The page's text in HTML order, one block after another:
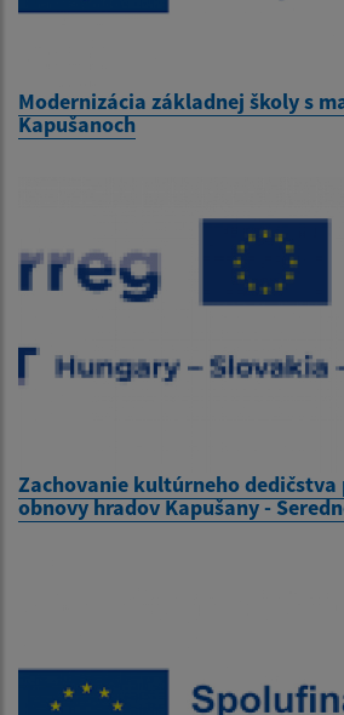
Modernizácia základnej školy s
Kapušanoch
Zachovanie kultúrneho
obnovy hradov Kapušany -